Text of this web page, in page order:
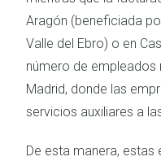
Aragón (beneficiada
Valle del Ebro) o en
número de
Madrid, donde las
servicios auxiliares a
De esta manera,